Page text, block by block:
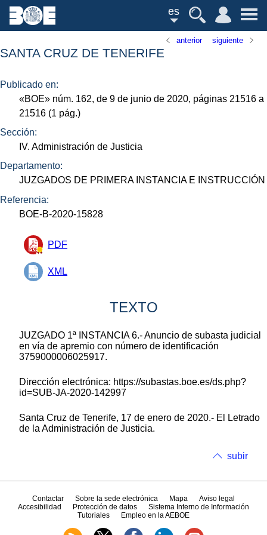
es
anterior siguiente
SANTA CRUZ DE TENERIFE
Publicado en:
«BOE» núm. 162, de 9 de junio de 2020, páginas 21516 a
21516 (1 pág.)
Sección:
IV. Administración de Justicia
Departamento:
JUZGADOS DE PRIMERA INSTANCIA E INSTRUCCIÓN
Referencia:
BOE-B-2020-15828
PDF
XML
TEXTO
JUZGADO 1ª INSTANCIA 6.- Anuncio de subasta judicial
en vía de apremio con número de identificación
3759000006025917.
Dirección electrónica: https://subastas.boe.es/ds.php?
id=SUB-JA-2020-142997
Santa Cruz de Tenerife, 17 de enero de 2020.- El Letrado
de la Administración de Justicia.
subir
Contactar Sobre la sede electrónica Mapa
Aviso legal
Accesibilidad
Protección de datos
Sistema Interno de Información
Tutoriales
Empleo en la AEBOE